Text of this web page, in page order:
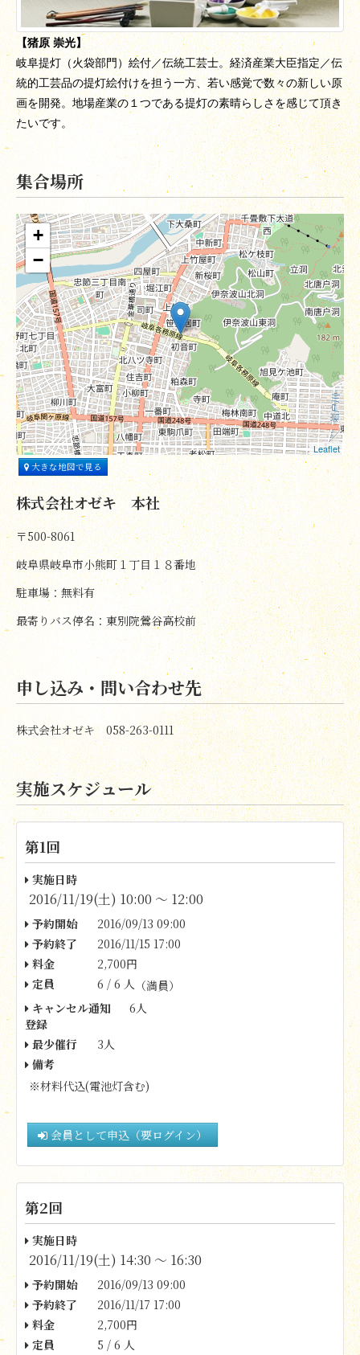
【猪原 崇光】
岐阜提灯（火袋部門）絵付／伝統工芸士。経済産業大臣指定／伝
統的工芸品の提灯絵付けを担う一方、若い感覚で数々の新しい原
画を開発。地場産業の１つである提灯の素晴らしさを感じて頂き
たいです。
集合場所
+
−
Leaflet
大きな地図で見る
株式会社オゼキ 本社
〒500-8061
岐阜県岐阜市小熊町１丁目１８番地
駐車場：無料有
最寄りバス停名：東別院鶯谷高校前
申し込み・問い合わせ先
株式会社オゼキ 058-263-0111
実施スケジュール
第1回
実施日時
2016/11/19(土) 10:00 〜 12:00
予約開始
2016/09/13 09:00
予約終了
2016/11/15 17:00
料金
2,700円
定員
6 / 6 人 （満員）
キャンセル通知
登録
6人
最少催行
3人
備考
※材料代込(電池灯含む)
会員として申込（要ログイン）
第2回
実施日時
2016/11/19(土) 14:30 〜 16:30
予約開始
2016/09/13 09:00
予約終了
2016/11/17 17:00
料金
2,700円
定員
5 / 6 人